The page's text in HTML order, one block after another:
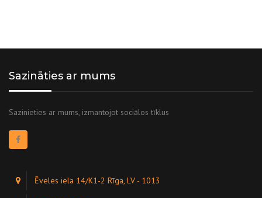
Sazināties ar mums
Sazinieties ar mums, izmantojot sociālos tīklus
Ēveles iela 14/K1-2 Rīga, LV - 1013